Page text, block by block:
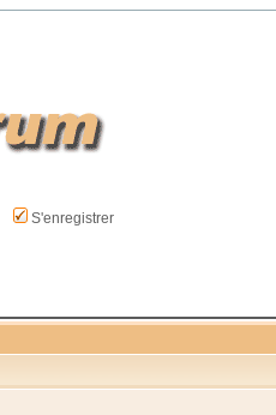
S'enregistrer